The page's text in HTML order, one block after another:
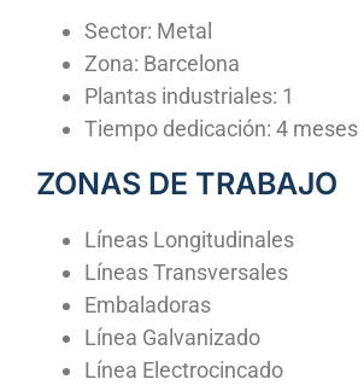
Sector: Metal
Zona: Barcelona
Plantas industriales: 1
Tiempo dedicación: 4 meses
ZONAS DE TRABAJO
Líneas Longitudinales
Líneas Transversales
Embaladoras
Línea Galvanizado
Línea Electrocincado